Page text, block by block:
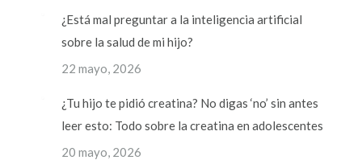
¿Está mal preguntar a la inteligencia artificial
sobre la salud de mi hijo?
22 mayo, 2026
¿Tu hijo te pidió creatina? No digas ‘no’ sin antes
leer esto: Todo sobre la creatina en adolescentes
20 mayo, 2026